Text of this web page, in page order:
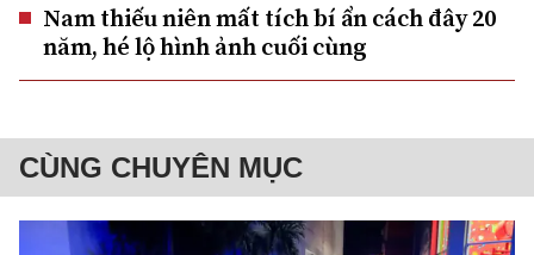
Nam thiếu niên mất tích bí ẩn cách đây 20
năm, hé lộ hình ảnh cuối cùng
CÙNG CHUYÊN MỤC